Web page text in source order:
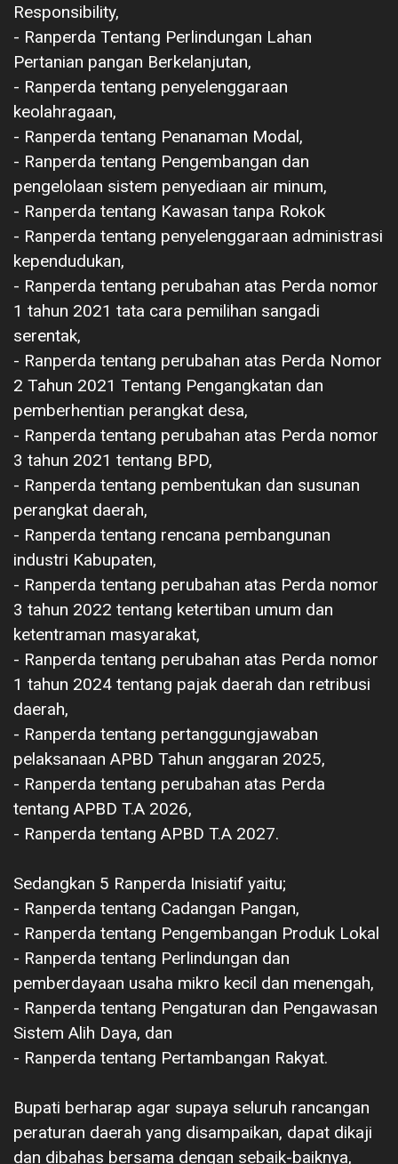
Responsibility,
‎- Ranperda Tentang Perlindungan Lahan
Pertanian pangan Berkelanjutan,
‎- Ranperda tentang penyelenggaraan
keolahragaan,
‎- Ranperda tentang Penanaman Modal,
‎- Ranperda tentang Pengembangan dan
pengelolaan sistem penyediaan air minum,
‎- Ranperda tentang Kawasan tanpa Rokok
‎- Ranperda tentang penyelenggaraan administrasi
kependudukan,
‎- Ranperda tentang perubahan atas Perda nomor
1 tahun 2021 tata cara pemilihan sangadi
serentak,
‎- Ranperda tentang perubahan atas Perda Nomor
2 Tahun 2021 Tentang Pengangkatan dan
pemberhentian perangkat desa,
‎- Ranperda tentang perubahan atas Perda nomor
3 tahun 2021 tentang BPD,
‎- Ranperda tentang pembentukan dan susunan
perangkat daerah,
‎- Ranperda tentang rencana pembangunan
industri Kabupaten,
‎- Ranperda tentang perubahan atas Perda nomor
3 tahun 2022 tentang ketertiban umum dan
ketentraman masyarakat,
‎- Ranperda tentang perubahan atas Perda nomor
1 tahun 2024 tentang pajak daerah dan retribusi
daerah,
‎- Ranperda tentang pertanggungjawaban
pelaksanaan APBD Tahun anggaran 2025,
‎- Ranperda tentang perubahan atas Perda
tentang APBD T.A 2026,
‎- Ranperda tentang APBD T.A 2027.
‎Sedangkan 5 Ranperda Inisiatif yaitu;
‎- Ranperda tentang Cadangan Pangan,
‎- Ranperda tentang Pengembangan Produk Lokal
‎- Ranperda tentang Perlindungan dan
pemberdayaan usaha mikro kecil dan menengah,
‎- Ranperda tentang Pengaturan dan Pengawasan
Sistem Alih Daya, dan
‎- Ranperda tentang Pertambangan Rakyat.
‎Bupati berharap agar supaya seluruh rancangan
peraturan daerah yang disampaikan, dapat dikaji
dan dibahas bersama dengan sebaik-baiknya,